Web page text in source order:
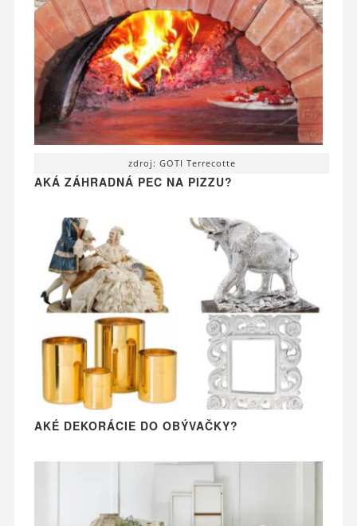
zdroj: GOTI Terrecotte
AKÁ ZÁHRADNÁ PEC NA PIZZU?
AKÉ DEKORÁCIE DO OBÝVAČKY?